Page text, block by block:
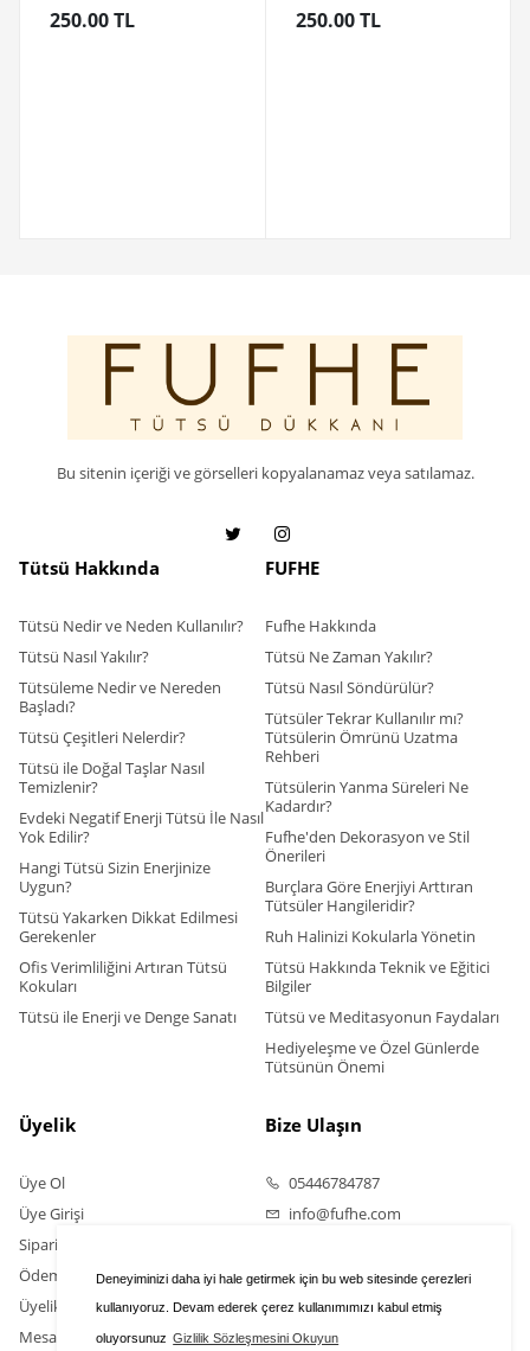
Deneyiminizi daha iyi hale getirmek için bu web sitesinde çerezleri
kullanıyoruz. Devam ederek çerez kullanımımızı kabul etmiş
oluyorsunuz Gizlilik Sözleşmesini Okuyun
250.00 TL 250.00 TL
Bu sitenin içeriği ve görselleri kopyalanamaz veya satılamaz.
Tütsü Hakkında
Tütsü Nedir ve Neden Kullanılır?
Tütsü Nasıl Yakılır?
Tütsüleme Nedir ve Nereden
Başladı?
Tütsü Çeşitleri Nelerdir?
Tütsü ile Doğal Taşlar Nasıl
Temizlenir?
Evdeki Negatif Enerji Tütsü İle Nasıl
Yok Edilir?
Hangi Tütsü Sizin Enerjinize
Uygun?
Tütsü Yakarken Dikkat Edilmesi
Gerekenler
Ofis Verimliliğini Artıran Tütsü
Kokuları
Tütsü ile Enerji ve Denge Sanatı
FUFHE
Fufhe Hakkında
Tütsü Ne Zaman Yakılır?
Tütsü Nasıl Söndürülür?
Tütsüler Tekrar Kullanılır mı?
Tütsülerin Ömrünü Uzatma
Rehberi
Tütsülerin Yanma Süreleri Ne
Kadardır?
Fufhe'den Dekorasyon ve Stil
Önerileri
Burçlara Göre Enerjiyi Arttıran
Tütsüler Hangileridir?
Ruh Halinizi Kokularla Yönetin
Tütsü Hakkında Teknik ve Eğitici
Bilgiler
Tütsü ve Meditasyonun Faydaları
Hediyeleşme ve Özel Günlerde
Tütsünün Önemi
Üyelik
Üye Ol
Üye Girişi
Sipariş Takip
Ödeme Bildirimi Yapın
Üyelik Sözleşmesi
Mesafeli Satış Sözleşmesi
Bize Ulaşın
05446784787
info@fufhe.com